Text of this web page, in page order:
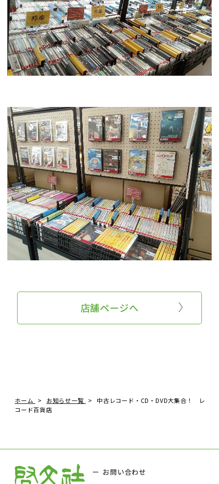
店舗ページへ
ホーム お知らせ一覧
中古レコード・CD・DVD大集合！ レ
コード百貨店
お問い合わせ